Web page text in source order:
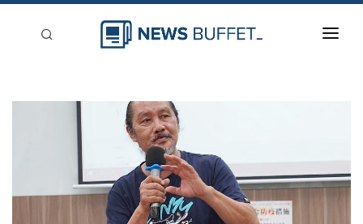
新聞稿分類